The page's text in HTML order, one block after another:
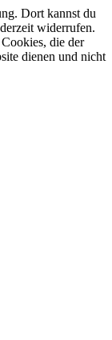
Dort kannst du
widerrufen.
die der
dienen und nicht